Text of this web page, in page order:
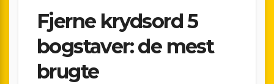
Fjerne krydsord 5
bogstaver: de mest
brugte